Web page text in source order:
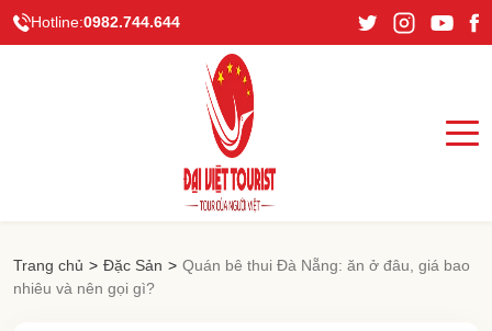
Hotline:0982.744.644
Trang chủ > Đặc Sản > Quán bê thui Đà Nẵng: ăn ở đâu, giá bao
nhiêu và nên gọi gì?